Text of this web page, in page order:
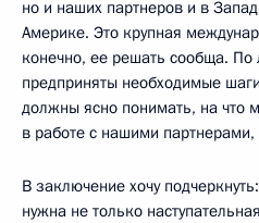
но и наших партнеров и в
Америке. Это крупная
конечно, ее решать сообща.
предприняты необходимые
должны ясно понимать, на что
в работе с нашими
В заключение хочу
нужна не только